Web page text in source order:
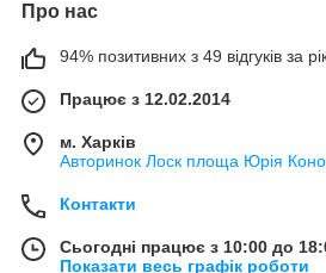
Про нас
94% позитивних з 49 відгуків за
Працює з 12.02.2014
м. Харків
Авторинок Лоск площа Юрія
Контакти
Сьогодні працює з 10:00 до
Показати весь графік роботи